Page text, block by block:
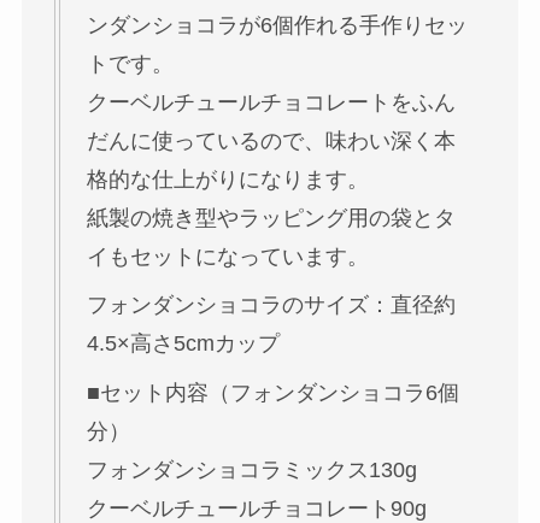
ンダンショコラが6個作れる手作りセッ
トです。
クーベルチュールチョコレートをふん
だんに使っているので、味わい深く本
格的な仕上がりになります。
紙製の焼き型やラッピング用の袋とタ
イもセットになっています。
フォンダンショコラのサイズ：直径約
4.5×高さ5cmカップ
■セット内容（フォンダンショコラ6個
分）
フォンダンショコラミックス130g
クーベルチュールチョコレート90g